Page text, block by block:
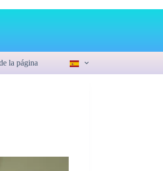
la página